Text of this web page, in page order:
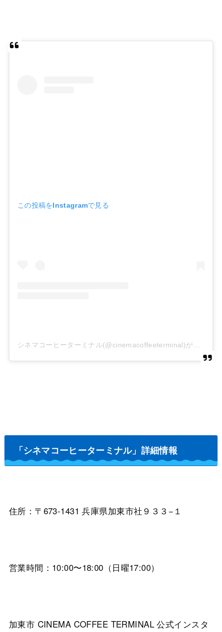
この投稿をInstagramで見る
「シネマコーヒーターミナル」詳細情報
住所：〒673-1431 兵庫県加東市社９３３−１
営業時間：10:00〜18:00（日曜17:00）
加東市 CINEMA COFFEE TERMINAL 公式インスタ